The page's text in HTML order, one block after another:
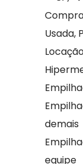
Usada,